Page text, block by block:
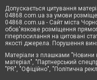
Допускається цитування
04868.com.ua за умови
04868.com.ua - Сайт міста
обов'язкове розміщення
гіперпосилання на цитовані
якості джерела. Порушення
Матеріали з плашками "Новини
матеріал", "Партнерський
"PR", "Офіційно", "Політична